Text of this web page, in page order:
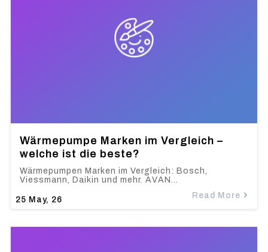
Wärmepumpe Marken im Vergleich –
welche ist die beste?
25 May, 26
Wärmepumpen Marken im Vergleich: Bosch,
Viessmann, Daikin und mehr. AVAN…
Read More